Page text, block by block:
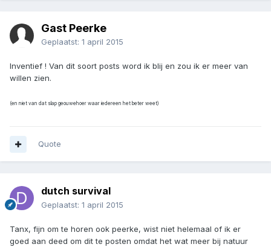
Gast Peerke
Geplaatst: 1 april 2015
Inventief ! Van dit soort posts word ik blij en zou ik er meer van
willen zien.
(en niet van dat slap geouwehoer waar iedereen het beter weet)
Quote
dutch survival
Geplaatst: 1 april 2015
Tanx, fijn om te horen ook peerke, wist niet helemaal of ik er
goed aan deed om dit te posten omdat het wat meer bij natuur